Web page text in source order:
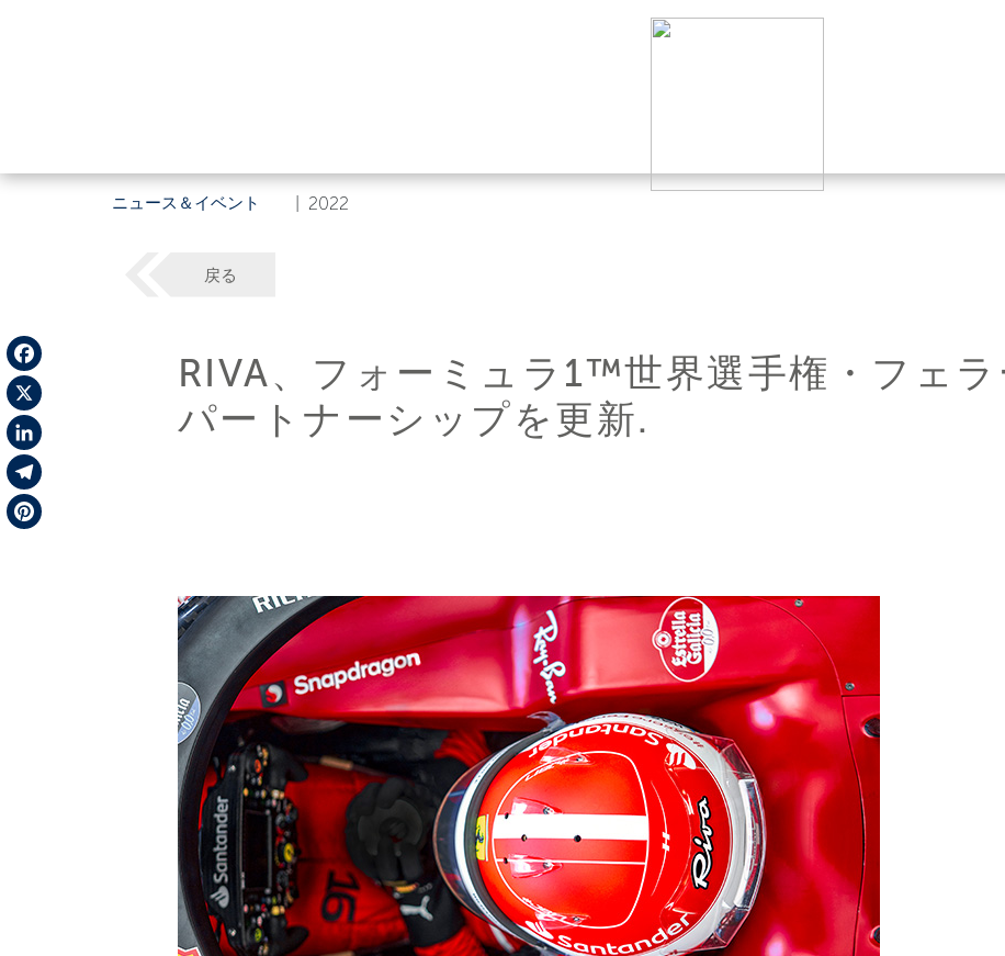
ニュース＆イベント 2022
Facebook
X
LinkedIn
Telegram
戻る
RIVA、フォーミュラ1™世界選手権・フェ
パートナーシップを更新.